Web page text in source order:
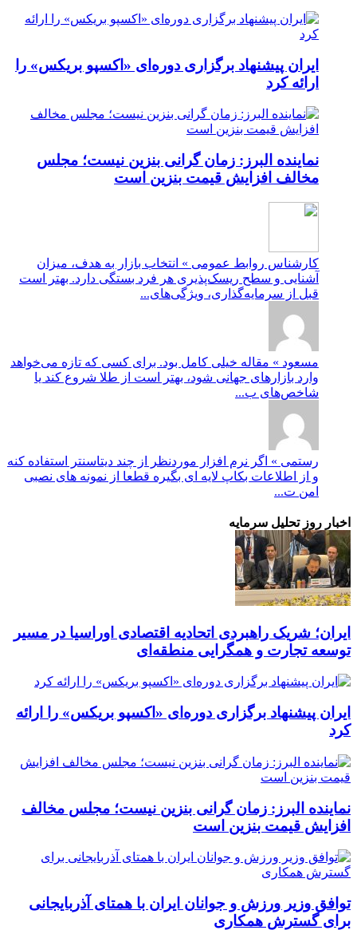
ایران پیشنهاد برگزاری دوره‌ای «اکسپو بریکس» را
ارائه کرد
نماینده البرز: زمان گرانی بنزین نیست؛ مجلس
مخالف افزایش قیمت بنزین است
کارشناس روابط عمومی » انتخاب بازار به هدف، میزان
آشنایی و سطح ریسک‌پذیری هر فرد بستگی دارد. بهتر است
قبل از سرمایه‌گذاری، ویژگی‌های...
مسعود » مقاله خیلی کامل بود. برای کسی که تازه می‌خواهد
وارد بازارهای جهانی شود، بهتر است از طلا شروع کند یا
شاخص‌های ب...
رستمی » اگر نرم افزار موردنظر از چند دیتاسنتر استفاده کنه
و از اطلاعات بکاپ لایه ای بگیره قطعا از نمونه های نصبی
امن ت...
اخبار روز تحلیل سرمایه
ایران؛ شریک راهبردی اتحادیه اقتصادی اوراسیا در مسیر
توسعه تجارت و همگرایی منطقه‌ای
ایران پیشنهاد برگزاری دوره‌ای «اکسپو بریکس» را ارائه
کرد
نماینده البرز: زمان گرانی بنزین نیست؛ مجلس مخالف
افزایش قیمت بنزین است
توافق وزیر ورزش و جوانان ایران با همتای آذربایجانی
برای گسترش همکاری